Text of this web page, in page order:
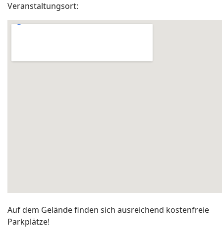
Veranstaltungsort:
Auf dem Gelände finden sich ausreichend kostenfreie
Parkplätze!